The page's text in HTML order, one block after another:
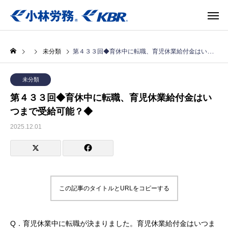
未分類 第４３３回◆育休中に転職、育児休業給付金はいつまで受給可能？◆
未分類
第４３３回◆育休中に転職、育児休業給付金はい
つまで受給可能？◆
2025.12.01
この記事のタイトルとURLをコピーする
Q．育児休業中に転職が決まりました。育児休業給付金はいつま